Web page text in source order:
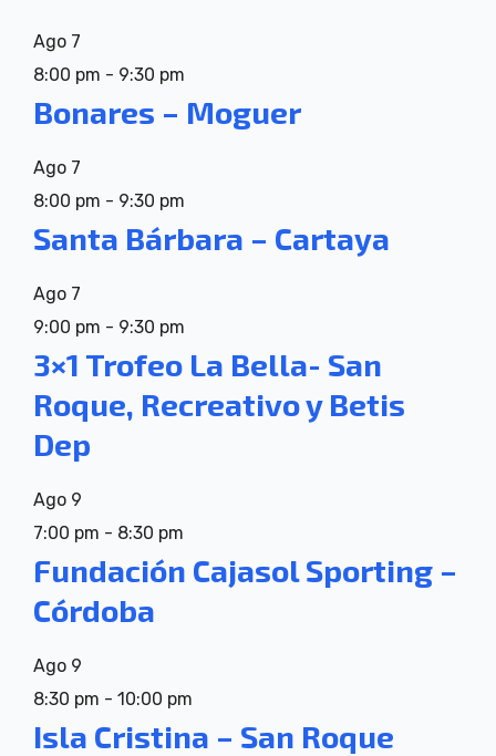
Ago 7
8:00 pm - 9:30 pm
Bonares – Moguer
Ago 7
8:00 pm - 9:30 pm
Santa Bárbara – Cartaya
Ago 7
9:00 pm - 9:30 pm
3×1 Trofeo La Bella- San
Roque, Recreativo y Betis
Dep
Ago 9
7:00 pm - 8:30 pm
Fundación Cajasol Sporting –
Córdoba
Ago 9
8:30 pm - 10:00 pm
Isla Cristina – San Roque